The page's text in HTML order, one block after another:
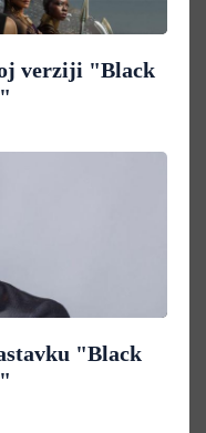
verziji "Black
"Black